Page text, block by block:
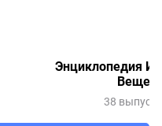
Энциклопедия
Вещей
38